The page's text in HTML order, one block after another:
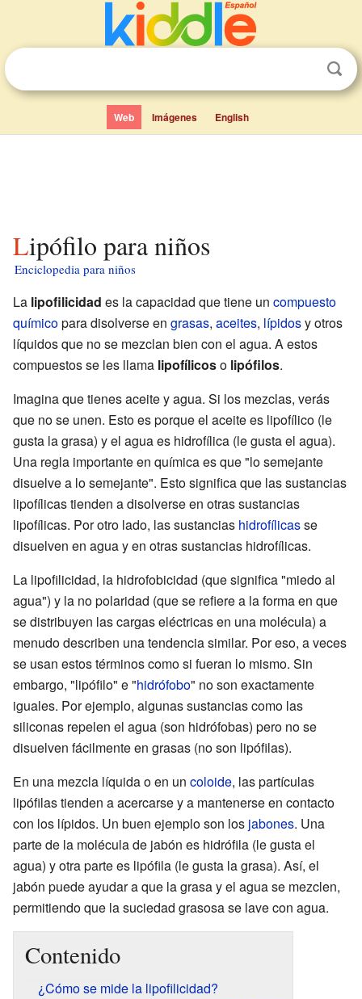
Web Imágenes English
Lipófilo para niños
Enciclopedia para niños
La lipofilicidad es la capacidad que tiene un compuesto
químicopara disolverse en grasas, aceites, lípidosy otros
líquidos que no se mezclan bien con el agua. A estos
compuestos se les llama lipofílicoso lipófilos.
Imagina que tienes aceite y agua. Si los mezclas, verás
que no se unen. Esto es porque el aceite es lipofílico (le
gusta la grasa) y el agua es hidrofílica (le gusta el agua).
Una regla importante en química es que "lo semejante
disuelve a lo semejante". Esto significa que las sustancias
lipofílicas tienden a disolverse en otras sustancias
lipofílicas. Por otro lado, las sustancias hidrofílicasse
disuelven en agua y en otras sustancias hidrofílicas.
La lipofilicidad, la hidrofobicidad (que significa "miedo al
agua") y la no polaridad (que se refiere a la forma en que
se distribuyen las cargas eléctricas en una molécula) a
menudo describen una tendencia similar. Por eso, a veces
se usan estos términos como si fueran lo mismo. Sin
embargo, "lipófilo" e "hidrófobo" no son exactamente
iguales. Por ejemplo, algunas sustancias como las
siliconas repelen el agua (son hidrófobas) pero no se
disuelven fácilmente en grasas (no son lipófilas).
En una mezcla líquida o en un coloide, las partículas
lipófilas tienden a acercarse y a mantenerse en contacto
con los lípidos. Un buen ejemplo son los jabones. Una
parte de la molécula de jabón es hidrófila (le gusta el
agua) y otra parte es lipófila (le gusta la grasa). Así, el
jabón puede ayudar a que la grasa y el agua se mezclen,
permitiendo que la suciedad grasosa se lave con agua.
Contenido
¿Cómo se mide la lipofilicidad?